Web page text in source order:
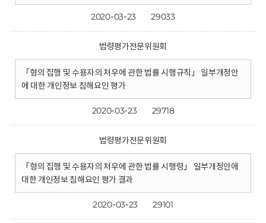
2020-03-23 29033
법령평가전문위원회
「형의 집행 및 수용자의 처우에 관한 법률 시행규칙」 일부개정안
에 대한 개인정보 침해요인 평가
2020-03-23 29718
법령평가전문위원회
「형의 집행 및 수용자의 처우에 관한 법률 시행령」 일부개정안에
대한 개인정보 침해요인 평가 결과
2020-03-23 29101